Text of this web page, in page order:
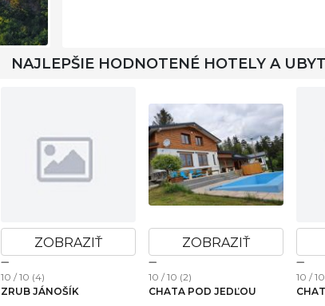
NAJLEPŠIE HODNOTENÉ HOTELY A
ZOBRAZIŤ
10 / 10 (4)
ZRUB JÁNOŠÍK
ZOBRAZIŤ
10 / 10 (2)
CHATA POD JEDĽOU
10 /